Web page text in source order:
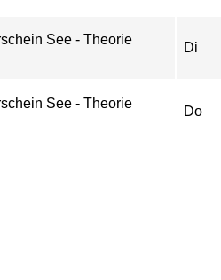
See - Theorie
Di
See - Theorie
Do